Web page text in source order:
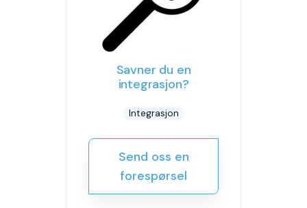
Savner du en
integrasjon?
Integrasjon
Send oss en
forespørsel